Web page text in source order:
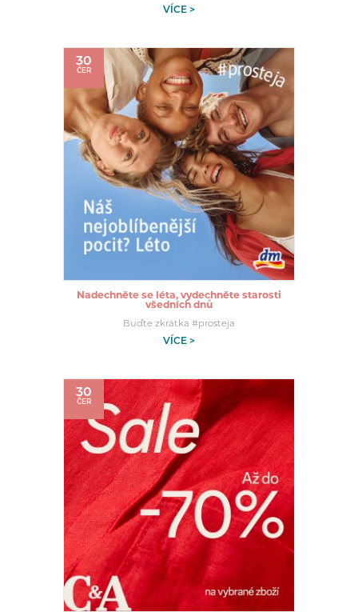
VÍCE >
30
ČER
Nadechněte se léta, vydechněte starosti
všedních dnů
Buďte zkrátka #prosteja
VÍCE >
30
ČER